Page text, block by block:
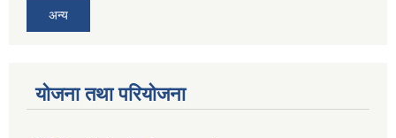
अन्य
योजना तथा परियोजना